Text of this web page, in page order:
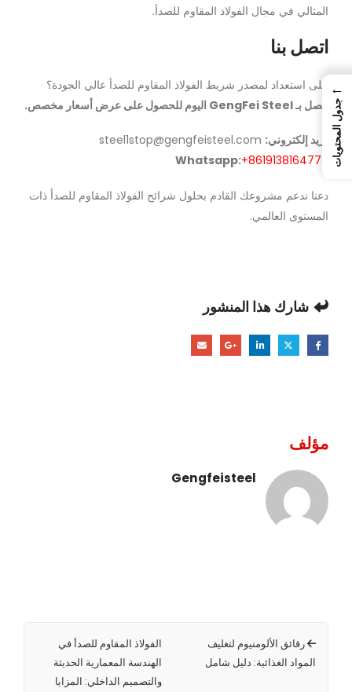
المثالي في مجال الفولاذ المقاوم للصدأ.
اتصل بنا
على استعداد لمصدر شريط الفولاذ المقاوم للصدأ عالي الجودة؟
اتصل بـ GengFei Steel اليوم للحصول على عرض أسعار مخصص.
بريد إلكتروني: steel1stop@gengfeisteel.com
Whatsapp:+8619138164778
دعنا ندعم مشروعك القادم بحلول شرائح الفولاذ المقاوم للصدأ ذات
المستوى العالمي.
شارك هذا المنشور
مؤلف
Gengfeisteel
رقائق الألومنيوم لتغليف
المواد الغذائية: دليل شامل
الفولاذ المقاوم للصدأ في
الهندسة المعمارية الحديثة
والتصميم الداخلي: المزايا
←
جدول المحتويات